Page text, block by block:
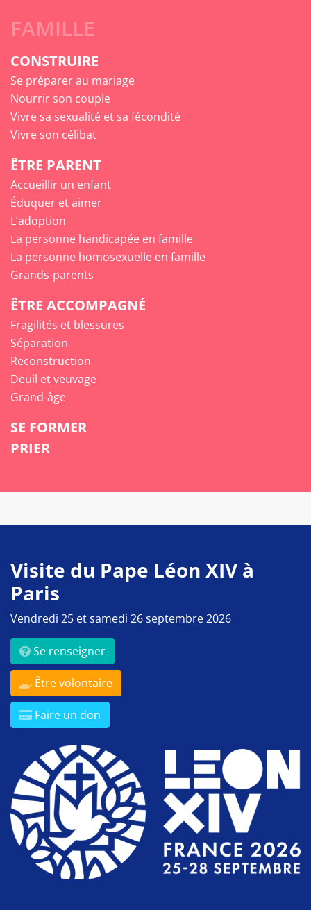
FAMILLE
CONSTRUIRE
Se préparer au mariage
Nourrir son couple
Vivre sa sexualité et sa fécondité
Vivre son célibat
ÊTRE PARENT
Accueillir un enfant
Éduquer et aimer
L’adoption
La personne handicapée en famille
La personne homosexuelle en famille
Grands-parents
ÊTRE ACCOMPAGNÉ
Fragilités et blessures
Séparation
Reconstruction
Deuil et veuvage
Grand-âge
SE FORMER
PRIER
Visite du Pape Léon XIV à
Paris
Vendredi 25 et samedi 26 septembre 2026
Se renseigner
Être volontaire
Faire un don